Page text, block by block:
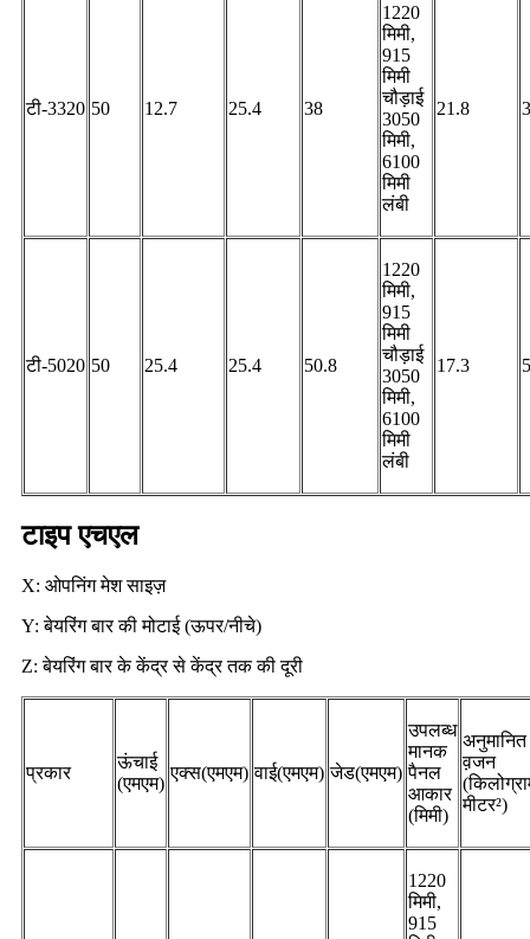
टी-3320 50 12.7 25.4 38
1220
मिमी,
915
मिमी
चौड़ाई
3050
मिमी,
6100
मिमी
लंबी
21.8
टी-5020 50 25.4 25.4 50.8
1220
मिमी,
915
मिमी
चौड़ाई
3050
मिमी,
6100
मिमी
लंबी
17.3
टाइप एचएल
X: ओपनिंग मेश साइज़
Y: बेयरिंग बार की मोटाई (ऊपर/नीचे)
Z: बेयरिंग बार के केंद्र से केंद्र तक की दूरी
प्रकार
ऊंचाई
(एमएम)
एक्स(एमएम) वाई(एमएम) जेड(एमएम)
उपलब्ध
मानक
पैनल
आकार
(मिमी)
अनुमानित
व़जन
मीटर²)
1220
मिमी,
915